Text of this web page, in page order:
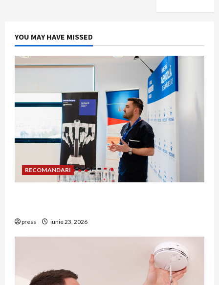
YOU MAY HAVE MISSED
RECOMANDARI
press iunie 23, 2026